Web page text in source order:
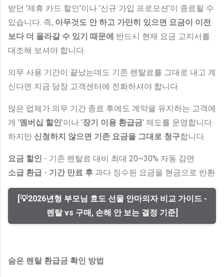
받던 '제휴 카드 할인'이나 '신규 가입 프로모션'이 종료될 수
있습니다. 즉, 아무것도 안 하고 가만히 있으면 요금이 이전
보다 더 올라갈 수 있기 때문에 반드시 현재 요금 고지서를
대조해 보셔야 합니다.
의무 사용 기간이 끝났는데도 기존 렌탈료를 그대로 내고 계
신다면 지금 당장 고객센터에 전화하셔야 합니다.
많은 업체가 의무 기간 종료 후에도 계약을 유지하는 고객에
게 '멤버십 할인'이나 '장기 이용 환급금' 제도를 운영합니다.
하지만 신청하지 않으면 기존 요금을 그대로 청구합니다.
요금 할인 - 기존 렌탈료 대비 최대 20~30% 자동 감면
소급 환급 - 기간 만료 후 과다 징수된 요금을 현금으로 반환
[💡2026년형 부모님 효도 선물 안마의자 비교 가이드 -
렌탈 vs 구매, 손해 안 보는 결정 기준]
숨은 렌탈 환급금 확인 방법